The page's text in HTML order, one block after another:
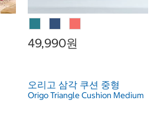
49,990원
오리고 삼각 쿠션 중형
Origo Triangle Cushion Medium